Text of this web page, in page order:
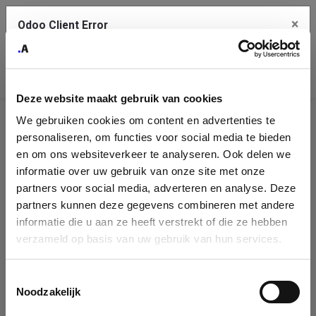
Deze website maakt gebruik van cookies
We gebruiken cookies om content en advertenties te
personaliseren, om functies voor social media te bieden
en om ons websiteverkeer te analyseren. Ook delen we
informatie over uw gebruik van onze site met onze
partners voor social media, adverteren en analyse. Deze
partners kunnen deze gegevens combineren met andere
informatie die u aan ze heeft verstrekt of die ze hebben
verzameld op basis van uw gebruik van hun services.
Noodzakelijk
Company
Identification
Please fill in your company details
You can search a company in our database by name, VAT or
enterprise ID. When a company is selected it will auto-complete the
form. If you don't find your company in our database, you can create
Odoo Client Error ×
service.
See details
Ok